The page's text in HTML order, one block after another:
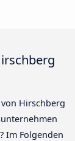
Hirschberg
Im Folgenden